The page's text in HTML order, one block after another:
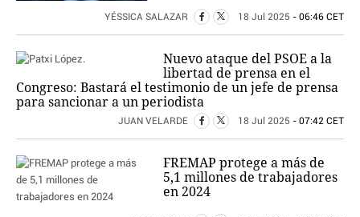
YÉSSICA SALAZAR 18 Jul 2025 - 06:46 CET
Nuevo ataque del PSOE a la
libertad de prensa en el
Congreso: Bastará el testimonio de un jefe de prensa
para sancionar a un periodista
JUAN VELARDE 18 Jul 2025 - 07:42 CET
FREMAP protege a más de
5,1 millones de trabajadores
en 2024